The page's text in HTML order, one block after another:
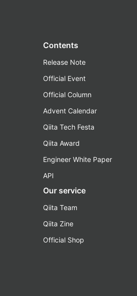
Contents
Release Note
Official Event
Official Column
Advent Calendar
Qiita Tech Festa
Qiita Award
Engineer White Paper
API
Our service
Qiita Team
Qiita Zine
Official Shop